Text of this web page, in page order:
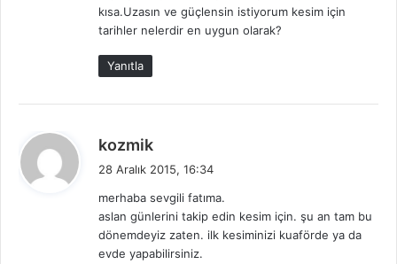
i
kısa.Uzasın ve güçlensin istiyorum kesim için
tarihler nelerdir en uygun olarak?
Yanıtla
kozmik
i
k
i
28 Aralık 2015, 16:34
merhaba sevgili fatıma.
aslan günlerini takip edin kesim için. şu an tam bu
dönemdeyiz zaten. ilk kesiminizi kuaförde ya da
evde yapabilirsiniz.